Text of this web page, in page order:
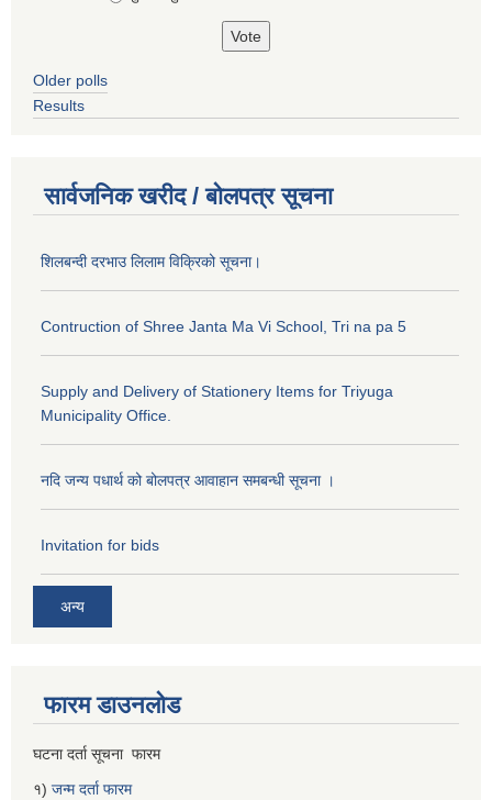
Older polls
Results
सार्वजनिक खरीद / बोलपत्र सूचना
शिलबन्दी दरभाउ लिलाम विक्रिको सूचना।
Contruction of Shree Janta Ma Vi School, Tri na pa 5
Supply and Delivery of Stationery Items for Triyuga
Municipality Office.
नदि जन्य पधार्थ को बोलपत्र आवाहान समबन्धी सूचना ।
Invitation for bids
अन्य
फारम डाउनलोड
घटना दर्ता सूचना फारम
१) जन्म दर्ता फारम